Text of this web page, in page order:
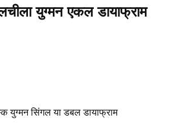
युग्मन एकल डायाफ्राम
युग्मन सिंगल या डबल डायाफ्राम